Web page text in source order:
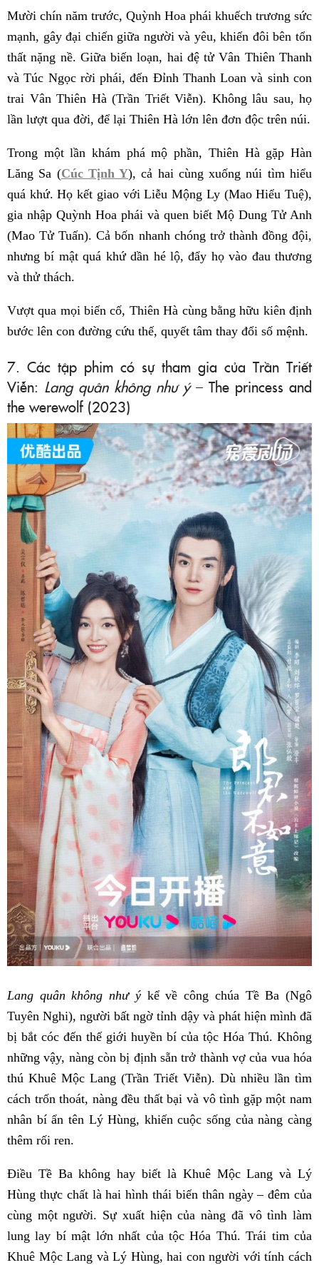
Mười chín năm trước, Quỳnh Hoa phái khuếch trương sức
mạnh, gây đại chiến giữa người và yêu, khiến đôi bên tổn
thất nặng nề. Giữa biến loạn, hai đệ tử Vân Thiên Thanh
và Túc Ngọc rời phái, đến Đỉnh Thanh Loan và sinh con
trai Vân Thiên Hà (Trần Triết Viễn). Không lâu sau, họ
lần lượt qua đời, để lại Thiên Hà lớn lên đơn độc trên núi.
Trong một lần khám phá mộ phần, Thiên Hà gặp Hàn
Lăng Sa (Cúc Tịnh Y), cả hai cùng xuống núi tìm hiểu
quá khứ. Họ kết giao với Liễu Mộng Ly (Mao Hiểu Tuệ),
gia nhập Quỳnh Hoa phái và quen biết Mộ Dung Tử Anh
(Mao Tử Tuấn). Cả bốn nhanh chóng trở thành đồng đội,
nhưng bí mật quá khứ dần hé lộ, đẩy họ vào đau thương
và thử thách.
Vượt qua mọi biến cố, Thiên Hà cùng bằng hữu kiên định
bước lên con đường cứu thế, quyết tâm thay đổi số mệnh.
7. Các tập phim có sự tham gia của Trần Triết
Viễn: Lang quân không như ý– The princess and
the werewolf (2023)
Lang quân không như ýkể về công chúa Tề Ba (Ngô
Tuyên Nghi), người bất ngờ tỉnh dậy và phát hiện mình đã
bị bắt cóc đến thế giới huyền bí của tộc Hóa Thú. Không
những vậy, nàng còn bị định sẵn trở thành vợ của vua hóa
thú Khuê Mộc Lang (Trần Triết Viễn). Dù nhiều lần tìm
cách trốn thoát, nàng đều thất bại và vô tình gặp một nam
nhân bí ẩn tên Lý Hùng, khiến cuộc sống của nàng càng
thêm rối ren.
Điều Tề Ba không hay biết là Khuê Mộc Lang và Lý
Hùng thực chất là hai hình thái biến thân ngày – đêm của
cùng một người. Sự xuất hiện của nàng đã vô tình làm
lung lay bí mật lớn nhất của tộc Hóa Thú. Trái tim của
Khuê Mộc Lang và Lý Hùng, hai con người với tính cách